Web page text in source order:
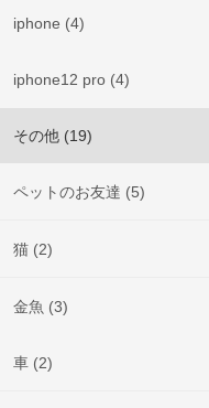
iphone (4)
iphone12 pro (4)
その他 (19)
ペットのお友達 (5)
猫 (2)
金魚 (3)
車 (2)